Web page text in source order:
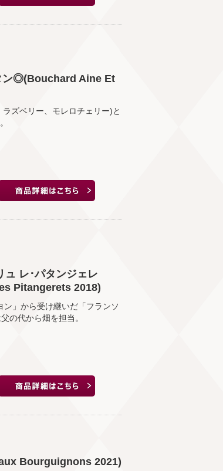
ン◎(Bouchard Aine Et
ズベリー、モレロチェリー)と
ュ レ･パタンジェレ
Pitangerets 2018)
」から受け継いだ「フランソ
の代から畑を担当。
Bourguignons 2021)